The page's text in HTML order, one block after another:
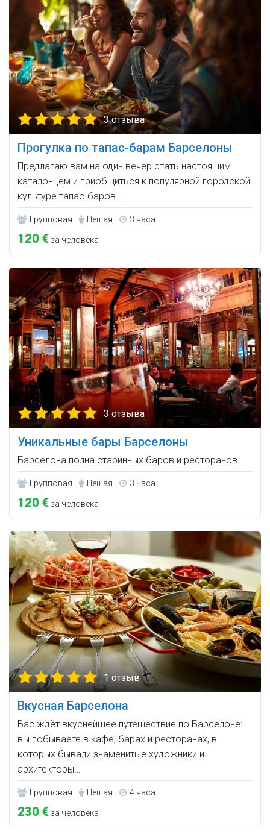
3 отзыва
Прогулка по тапас-барам Барселоны
Предлагаю вам на один вечер стать настоящим
каталонцем и приобщиться к популярной городской
культуре тапас-баров…
Групповая Пешая 3 часа
120 €за человека
3 отзыва
Уникальные бары Барселоны
Барселона полна старинных баров и ресторанов.
Групповая Пешая 3 часа
120 €за человека
1 отзыв
Вкусная Барселона
Вас ждёт вкуснейшее путешествие по Барселоне:
вы побываете в кафе, барах и ресторанах, в
которых бывали знаменитые художники и
архитекторы…
Групповая Пешая 4 часа
230 €за человека